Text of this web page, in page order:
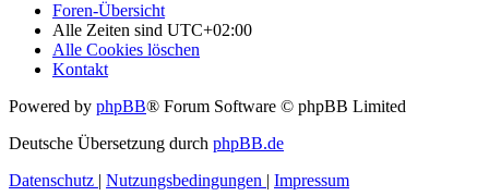
Foren-Übersicht
Alle Zeiten sind UTC+02:00
Alle Cookies löschen
Kontakt
Powered by phpBB® Forum Software © phpBB Limited
Deutsche Übersetzung durch phpBB.de
Datenschutz | Nutzungsbedingungen | Impressum